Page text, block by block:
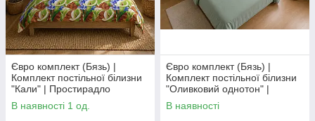
Євро комплект (Бязь) |
Комплект постільної білизни
"Кали" | Простирадло
230х210 см
В наявності 1 од.
Євро комплект (Бязь) |
Комплект постільної білизни
"Оливковий однотон" |
Простирадло 240х220 см
В наявності